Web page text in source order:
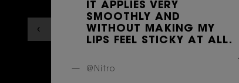
IT APPLIES VERY
SMOOTHLY AND
WITHOUT MAKING MY
LIPS FEEL STICKY AT ALL.
@Nitro